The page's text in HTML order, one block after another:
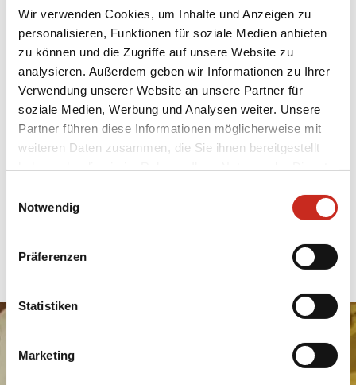
Wir verwenden Cookies, um Inhalte und Anzeigen zu
personalisieren, Funktionen für soziale Medien anbieten
zu können und die Zugriffe auf unsere Website zu
analysieren. Außerdem geben wir Informationen zu Ihrer
Verwendung unserer Website an unsere Partner für
soziale Medien, Werbung und Analysen weiter. Unsere
Partner führen diese Informationen möglicherweise mit
weiteren Daten zusammen, die Sie ihnen bereitgestellt
Notwendig
Präferenzen
Statistiken
Marketing
Möchten Sie nach Laos reisen und mehr
darüber erfahren, welche Reisehinweise das
werfen Sie einen Blick auf die Seite des
mit Reisehinweisen zu